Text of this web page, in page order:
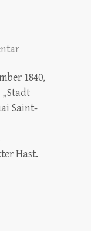
1840,
Saint-
Hast.